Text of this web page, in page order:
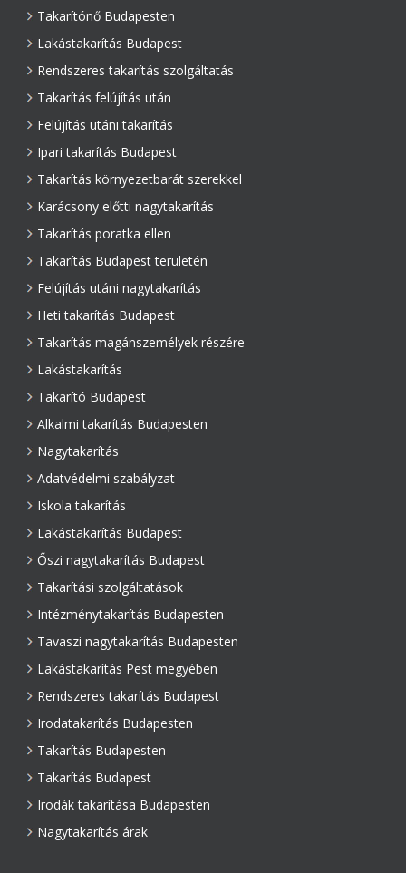
Takarítónő Budapesten
Lakástakarítás Budapest
Rendszeres takarítás szolgáltatás
Takarítás felújítás után
Felújítás utáni takarítás
Ipari takarítás Budapest
Takarítás környezetbarát szerekkel
Karácsony előtti nagytakarítás
Takarítás poratka ellen
Takarítás Budapest területén
Felújítás utáni nagytakarítás
Heti takarítás Budapest
Takarítás magánszemélyek részére
Lakástakarítás
Takarító Budapest
Alkalmi takarítás Budapesten
Nagytakarítás
Adatvédelmi szabályzat
Iskola takarítás
Lakástakarítás Budapest
Őszi nagytakarítás Budapest
Takarítási szolgáltatások
Intézménytakarítás Budapesten
Tavaszi nagytakarítás Budapesten
Lakástakarítás Pest megyében
Rendszeres takarítás Budapest
Irodatakarítás Budapesten
Takarítás Budapesten
Takarítás Budapest
Irodák takarítása Budapesten
Nagytakarítás árak